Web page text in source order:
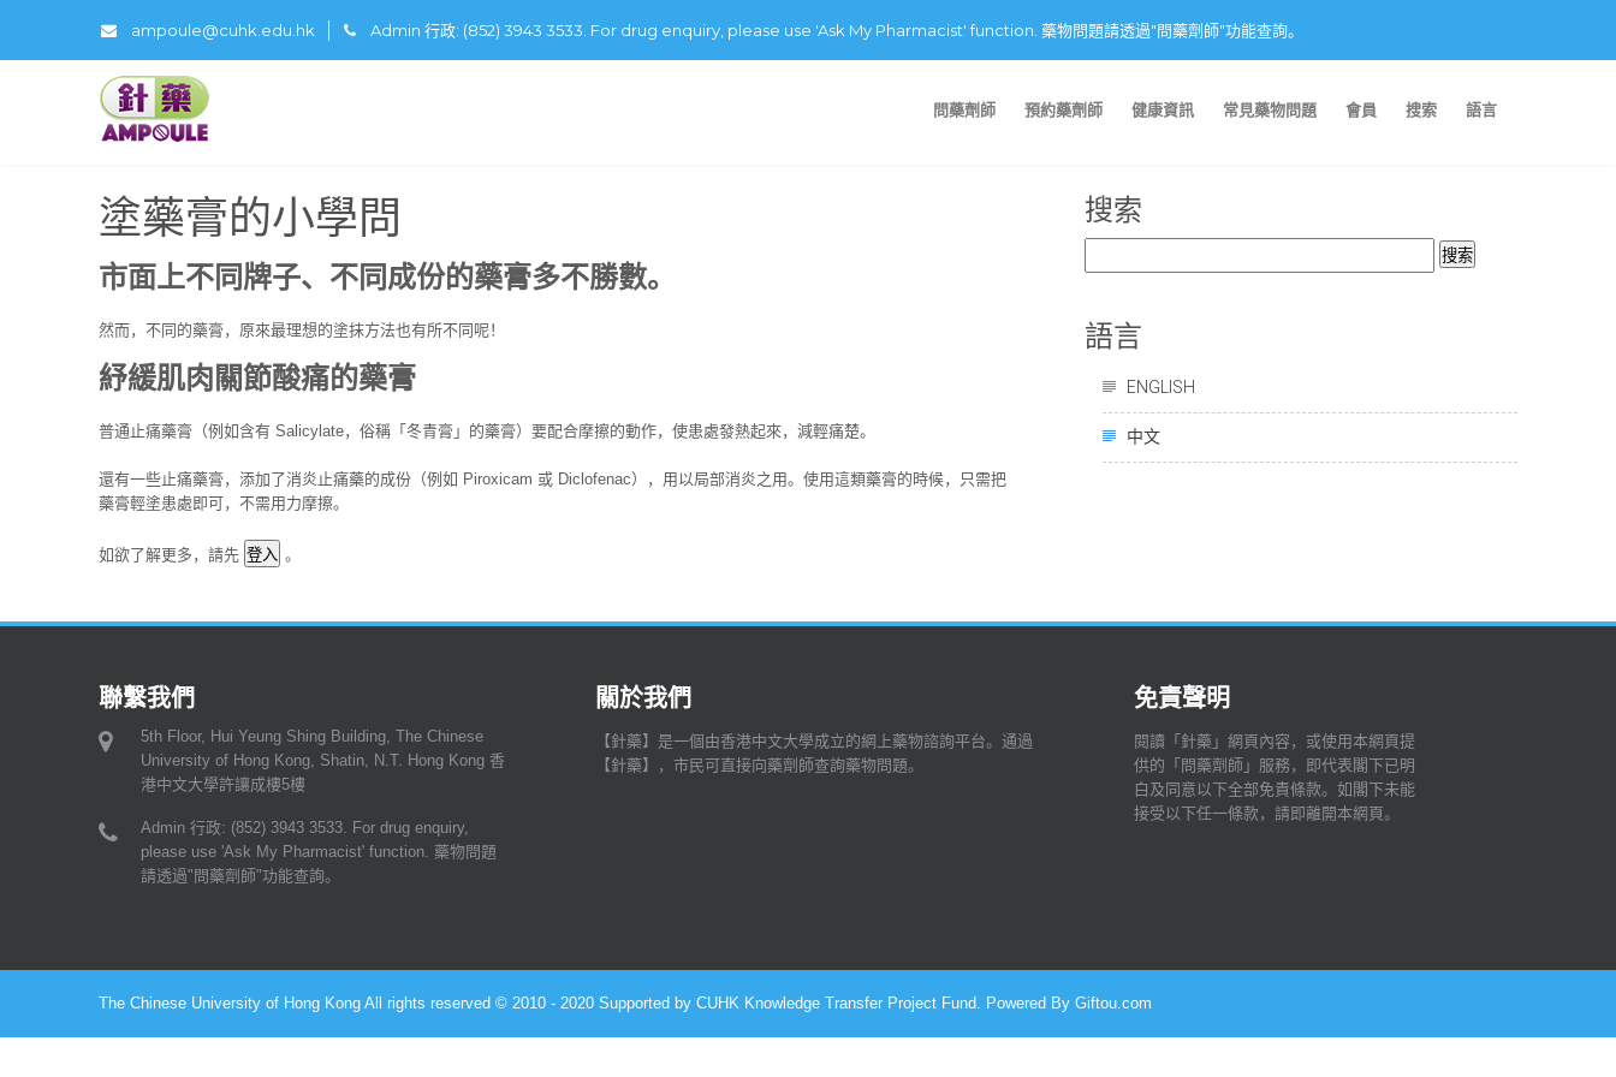
ampoule@cuhk.edu.hk Admin 行政: (852) 3943 3533. For drug enquiry, please use 'Ask My Pharmacist' function. 藥物問題請透過"問藥劑師"功能查詢。
問藥劑師 預約藥劑師 健康資訊 常見藥物問題 會員 搜索 語言
塗藥膏的小學問
市面上不同牌子、不同成份的藥膏多不勝數。
然而，不同的藥膏，原來最理想的塗抹方法也有所不同呢！
紓緩肌肉關節酸痛的藥膏
普通止痛藥膏（例如含有 Salicylate，俗稱「冬青膏」的藥膏）要配合摩擦的動作，使患處發熱起來，減輕痛楚。
還有一些止痛藥膏，添加了消炎止痛藥的成份（例如 Piroxicam 或 Diclofenac），用以局部消炎之用。使用這類藥膏的時候，只需把
藥膏輕塗患處即可，不需用力摩擦。
如欲了解更多，請先 。
搜索
索：
語言
ENGLISH
中文
聯繫我們
5th Floor, Hui Yeung Shing Building, The Chinese
University of Hong Kong, Shatin, N.T. Hong Kong 香
港中文大學許讓成樓5樓
Admin 行政: (852) 3943 3533. For drug enquiry,
please use 'Ask My Pharmacist' function. 藥物問題
請透過"問藥劑師"功能查詢。
關於我們
【針藥】是一個由香港中文大學成立的網上藥物諮詢平台。通過
【針藥】，市民可直接向藥劑師查詢藥物問題。
免責聲明
閱讀「針藥」網頁內容，或使用本網頁提
供的「問藥劑師」服務，即代表閣下已明
白及同意以下全部免責條款。如閣下未能
接受以下任一條款，請即離開本網頁。
The Chinese University of Hong Kong All rights reserved © 2010 - 2020 Supported by CUHK Knowledge Transfer Project Fund. Powered By Giftou.com